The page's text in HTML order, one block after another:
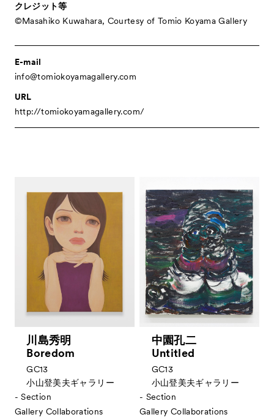
Partners パートナー
Archive
クレジット等
©︎Masahiko Kuwahara, Courtesy of Tomio Koyama Gallery
E-mail
info@tomiokoyamagallery.com
URL
http://tomiokoyamagallery.com/
川島秀明
Boredom
GC13
小山登美夫ギャラリー
- Section
Gallery Collaborations
中園孔二
Untitled
GC13
小山登美夫ギャラリー
- Section
Gallery Collaborations